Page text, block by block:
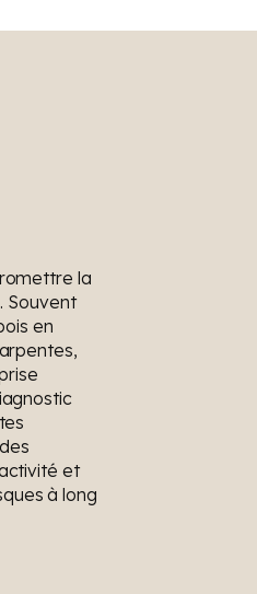
la
Souvent
en
et
à long